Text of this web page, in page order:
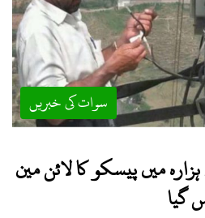
سوات کی خبریں
میں پیسکو کا لائن مین
گیا